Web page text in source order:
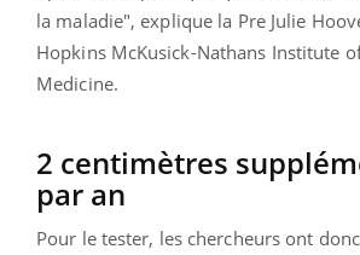
la maladie", explique la Pre Julie
Hopkins McKusick-Nathans Institute
Medicine.
2 centimètres
par an
Pour le tester, les chercheurs ont